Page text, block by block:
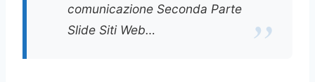
comunicazione Seconda Parte
Slide Siti Web…